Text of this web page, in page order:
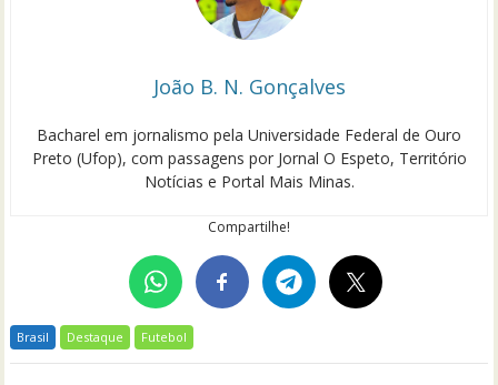
João B. N. Gonçalves
Bacharel em jornalismo pela Universidade Federal de Ouro
Preto (Ufop), com passagens por Jornal O Espeto, Território
Notícias e Portal Mais Minas.
Compartilhe!
Brasil Destaque Futebol